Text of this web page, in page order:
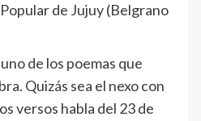
de Jujuy (Belgrano
de los poemas que
Quizás sea el nexo con
versos habla del 23 de